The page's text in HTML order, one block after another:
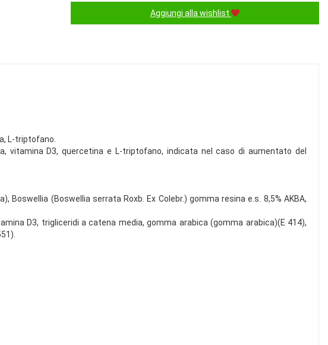
Aggiungi alla wishlist
L-triptofano.
vitamina D3, quercetina e L-triptofano, indicata nel caso di aumentato del
(Boswellia serrata Roxb. Ex Colebr.) gomma resina e.s. 8,5% AKBA,
D3, trigliceridi a catena media, gomma arabica (gomma arabica)(E 414),